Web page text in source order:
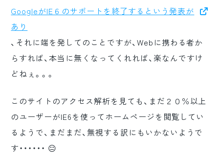
GoogleがIE６のサポートを終了するという発表が
あり
、それに端を発してのことですが、Webに携わる者か
らすれば、本当に無くなってくれれば、楽なんですけ
どねぇ。。。
このサイトのアクセス解析を見ても、まだ２０％以上
のユーザーがIE6を使ってホームページを閲覧してい
るようで、まだまだ、無視する訳にもいかないようで
す・・・・・・ 😐